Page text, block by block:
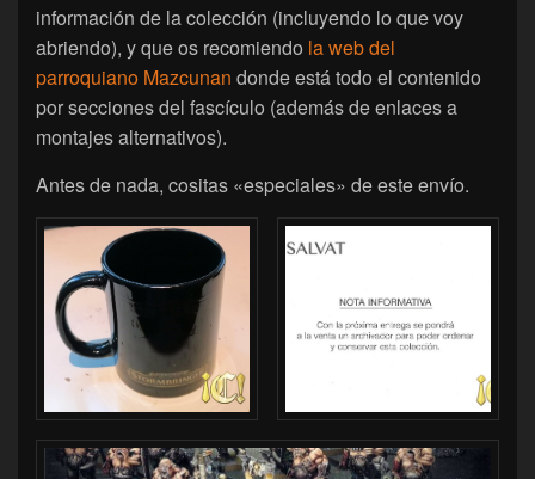
información de la colección (incluyendo lo que voy
abriendo), y que os recomiendo la web del
parroquiano Mazcunan donde está todo el contenido
por secciones del fascículo (además de enlaces a
montajes alternativos).
Antes de nada, cositas «especiales» de este envío.